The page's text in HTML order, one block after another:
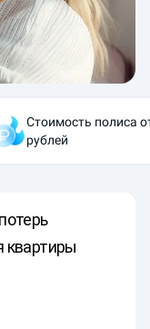
Стоимость полиса
рублей